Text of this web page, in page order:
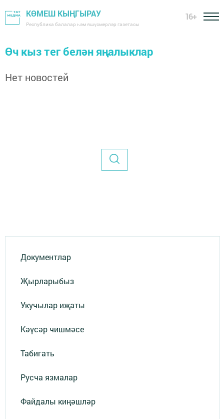
КӨМЕШ КЫҢГЫРАУ
Республика балалар һәм яшүсмерләр газетасы
16+
Өч кыз тег белән яңалыклар
Нет новостей
Документлар
Җырларыбыз
Укучылар иҗаты
Кәүсәр чишмәсе
Табигать
Русча язмалар
Файдалы киңәшләр